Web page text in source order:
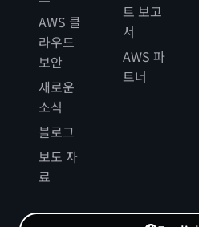
AWS 클
라우드
보안
새로운
소식
블로그
보도 자
료
트 보고
서
AWS 파
트너